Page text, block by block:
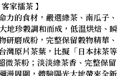
家擂茶 】
力的食材，嚴選綠茶、南瓜子、
地珍穀調和而成，低溫烘焙、瞬
研磨成粉，完整保留穀物精華、
灣原片茶葉，比擬「日本抹茶等
微茶粉；淡淡綠茶香、完整保留